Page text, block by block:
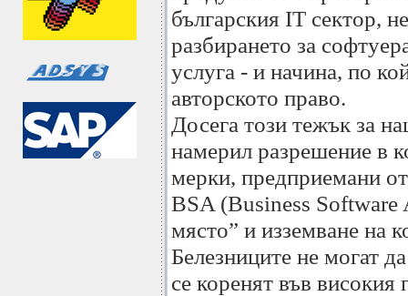
българския IT сектор,
разбирането за
услуга - и начина, по
авторското право.
Досега този тежък за
намерил разрешение в
мерки, предприемани
BSA (Business Software
място” и изземване на
Белезниците не могат
се коренят във